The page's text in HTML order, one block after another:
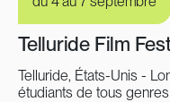
Telluride Film
Telluride, États-Unis -
étudiants de tous genres